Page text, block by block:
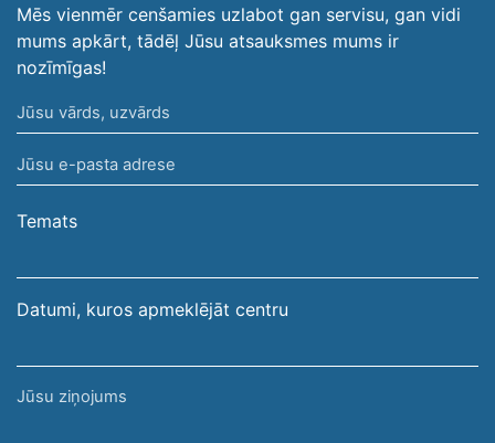
Mēs vienmēr cenšamies uzlabot gan servisu, gan vidi
mums apkārt, tādēļ Jūsu atsauksmes mums ir
nozīmīgas!
Jūsu
vārds,
uzvārds
Jūsu
e-
pasta
Temats
Datumi, kuros apmeklējāt centru
Jūsu